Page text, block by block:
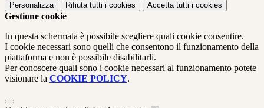
Personalizza Rifiuta tutti i cookies Accetta tutti i cookies
Gestione cookie
In questa schermata è possibile scegliere quali cookie consentire.
I cookie necessari sono quelli che consentono il funzionamento della
piattaforma e non è possibile disabilitarli.
Per conoscere quali sono i cookie necessari al funzionamento potete
visionare la COOKIE POLICY.